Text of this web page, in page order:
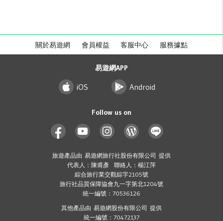
關於易遊網 會員權益 客服中心 服務據點
易遊網APP
iOS Android
Follow us on
旅遊產品由 易遊網旅行社股份有限公司 提供
代表人：陳甫彥 聯絡人：楊江萍
綜合旅行業交觀綜字2105號
旅行社品質保障協會九一字第北1204號
統一編號：70536126
其他產品由 易遊網股份有限公司 提供
統一編號：70472137